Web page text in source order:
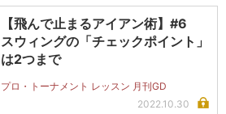
【飛んで止まるアイアン術】#6
スウィングの「チェックポイント」
は2つまで
プロ・トーナメント レッスン 月刊GD
2022.10.30